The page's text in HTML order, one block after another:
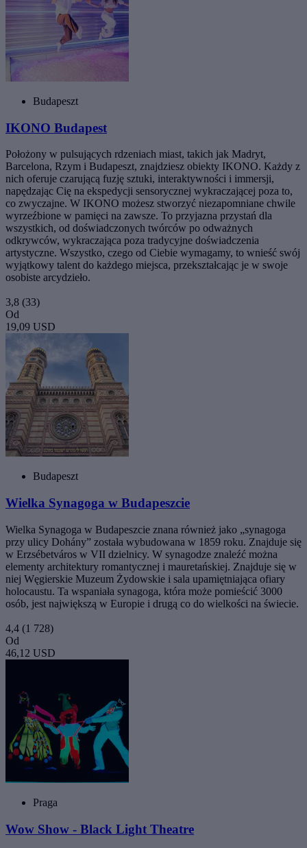
Budapeszt
IKONO Budapest
Położony w pulsujących rdzeniach miast, takich jak Madryt,
Barcelona, Rzym i Budapeszt, znajdziesz obiekty IKONO. Każdy z
nich oferuje czarującą fuzję sztuki, interaktywności i immersji,
napędzając Cię na ekspedycji sensorycznej wykraczającej poza to,
co zwyczajne. W IKONO możesz stworzyć niezapomniane chwile
wyrzeźbione w pamięci na zawsze. To przyjazna przystań dla
wszystkich, od doświadczonych twórców po odważnych
odkrywców, wykraczająca poza tradycyjne doświadczenia
artystyczne. Wszystko, czego od Ciebie wymagamy, to wnieść swój
wyjątkowy talent do każdego miejsca, przekształcając je w swoje
osobiste arcydzieło.
3,8 (33)
Od
19,09 USD
Budapeszt
Wielka Synagoga w Budapeszcie
Wielka Synagoga w Budapeszcie znana również jako „synagoga
przy ulicy Dohány” została wybudowana w 1859 roku. Znajduje się
w Erzsébetváros w VII dzielnicy. W synagodze znaleźć można
elementy architektury romantycznej i mauretańskiej. Znajduje się w
niej Węgierskie Muzeum Żydowskie i sala upamiętniająca ofiary
holocaustu. Ta wspaniała synagoga, która może pomieścić 3000
osób, jest największą w Europie i drugą co do wielkości na świecie.
4,4 (1 728)
Od
46,12 USD
Praga
Wow Show - Black Light Theatre